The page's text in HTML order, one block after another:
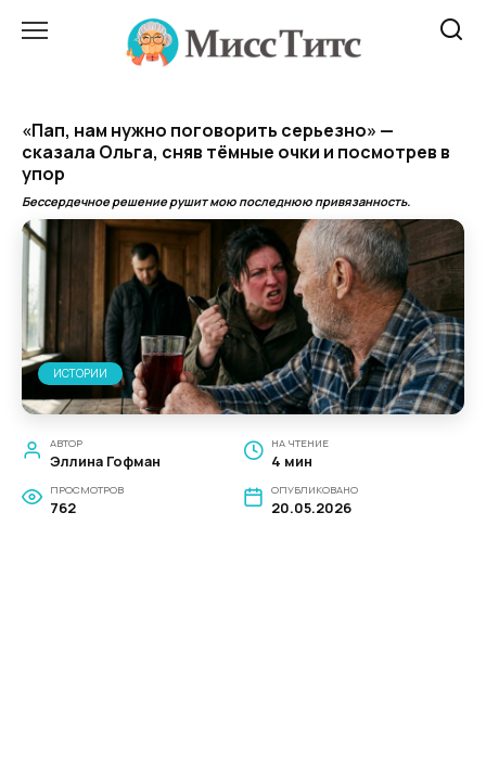
«Пап, нам нужно поговорить серьезно» —
сказала Ольга, сняв тёмные очки и посмотрев в
упор
Бессердечное решение рушит мою последнюю привязанность.
ИСТОРИИ
АВТОР
Эллина Гофман
НА ЧТЕНИЕ
4 мин
ПРОСМОТРОВ
762
ОПУБЛИКОВАНО
20.05.2026